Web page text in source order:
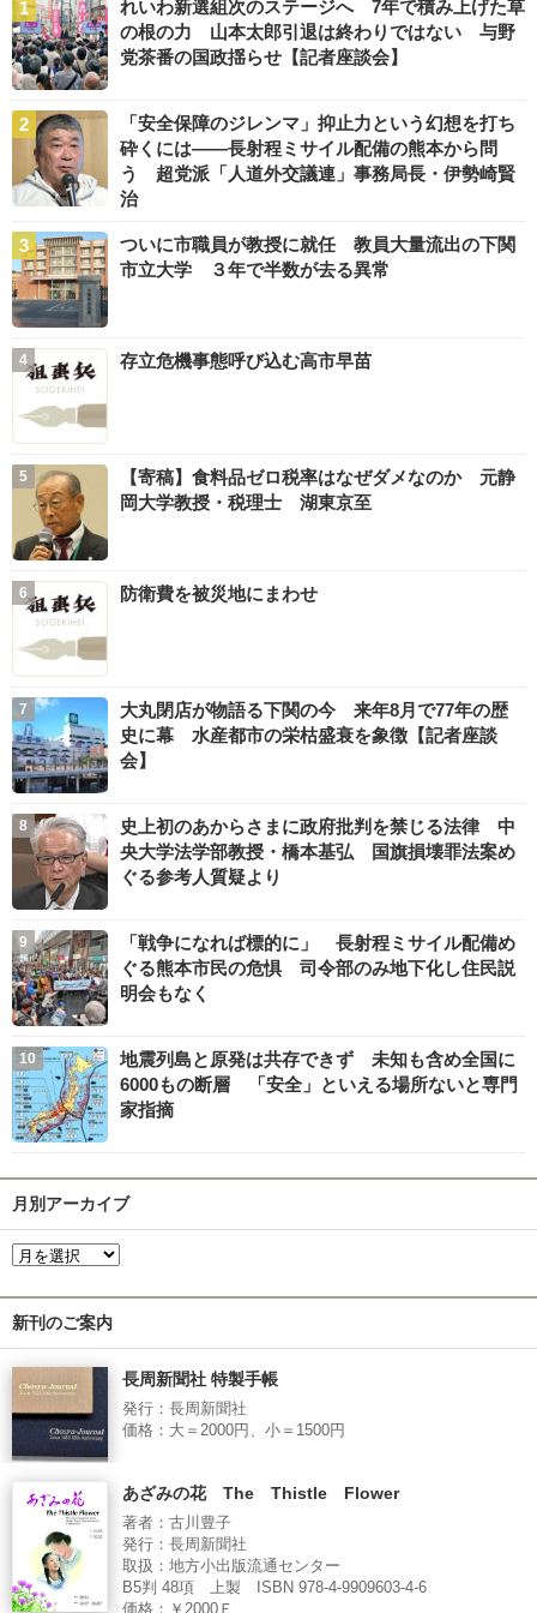
れいわ新選組次のステージへ 7年で積み上げた草
の根の力 山本太郎引退は終わりではない 与野
党茶番の国政揺らせ【記者座談会】
「安全保障のジレンマ」抑止力という幻想を打ち
砕くには――長射程ミサイル配備の熊本から問
う 超党派「人道外交議連」事務局長・伊勢崎賢
治
ついに市職員が教授に就任 教員大量流出の下関
市立大学 ３年で半数が去る異常
存立危機事態呼び込む高市早苗
【寄稿】食料品ゼロ税率はなぜダメなのか 元静
岡大学教授・税理士 湖東京至
防衛費を被災地にまわせ
大丸閉店が物語る下関の今 来年8月で77年の歴
史に幕 水産都市の栄枯盛衰を象徴【記者座談
会】
史上初のあからさまに政府批判を禁じる法律 中
央大学法学部教授・橋本基弘 国旗損壊罪法案め
ぐる参考人質疑より
「戦争になれば標的に」 長射程ミサイル配備め
ぐる熊本市民の危惧 司令部のみ地下化し住民説
明会もなく
地震列島と原発は共存できず 未知も含め全国に
6000もの断層 「安全」といえる場所ないと専門
家指摘
月別アーカイブ
新刊のご案内
長周新聞社 特製手帳
発行：長周新聞社
価格：大＝2000円、小＝1500円
あざみの花 The Thistle Flower
著者：古川豊子
発行：長周新聞社
取扱：地方小出版流通センター
B5判 48項 上製 ISBN 978-4-9909603-4-6
価格：￥2000Ｅ